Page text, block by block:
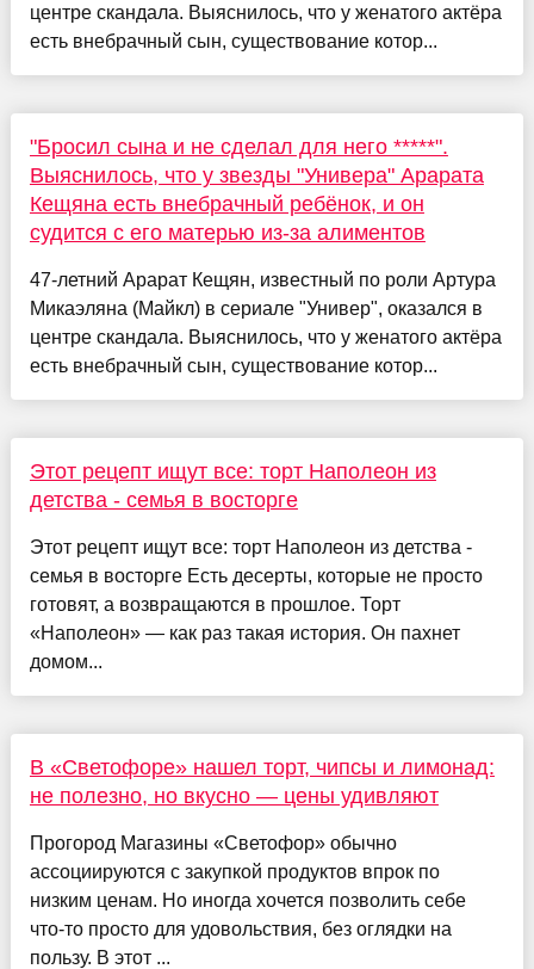
центре скандала. Выяснилось, что у женатого актёра
есть внебрачный сын, существование котор...
"Бросил сына и не сделал для него *****".
Выяснилось, что у звезды "Универа" Арарата
Кещяна есть внебрачный ребёнок, и он
судится с его матерью из-за алиментов
47-летний Арарат Кещян, известный по роли Артура
Микаэляна (Майкл) в сериале "Универ", оказался в
центре скандала. Выяснилось, что у женатого актёра
есть внебрачный сын, существование котор...
Этот рецепт ищут все: торт Наполеон из
детства - семья в восторге
Этот рецепт ищут все: торт Наполеон из детства -
семья в восторге Есть десерты, которые не просто
готовят, а возвращаются в прошлое. Торт
«Наполеон» — как раз такая история. Он пахнет
домом...
В «Светофоре» нашел торт, чипсы и лимонад:
не полезно, но вкусно — цены удивляют
Прогород Магазины «Светофор» обычно
ассоциируются с закупкой продуктов впрок по
низким ценам. Но иногда хочется позволить себе
что-то просто для удовольствия, без оглядки на
пользу. В этот ...